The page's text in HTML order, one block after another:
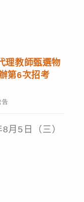
理教師甄選物
第6次招考
告
月5日（三）